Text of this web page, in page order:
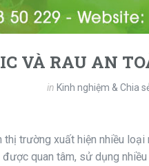
VÀ RAU AN
in Kinh nghiệm & Chia
trường xuất hiện nhiều
quan tâm, sử dụng